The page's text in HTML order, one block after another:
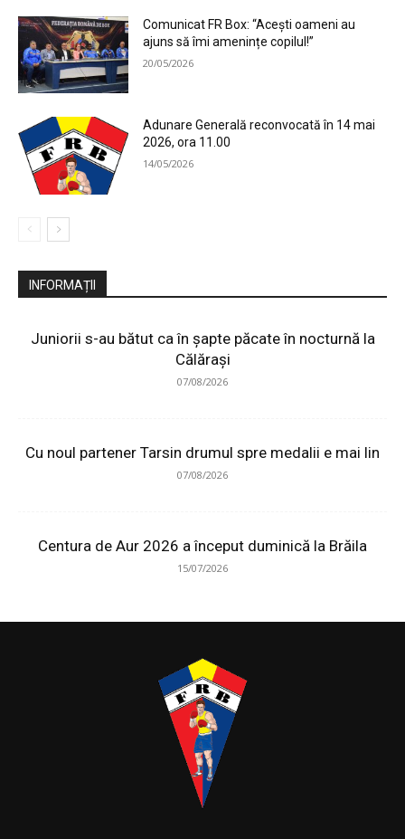
Comunicat FR Box: “Acești oameni au
ajuns să îmi amenințe copilul!”
20/05/2026
Adunare Generală reconvocată în 14 mai
2026, ora 11.00
14/05/2026
INFORMAȚII
Juniorii s-au bătut ca în șapte păcate în nocturnă la
Călărași
07/08/2026
Cu noul partener Tarsin drumul spre medalii e mai lin
07/08/2026
Centura de Aur 2026 a început duminică la Brăila
15/07/2026